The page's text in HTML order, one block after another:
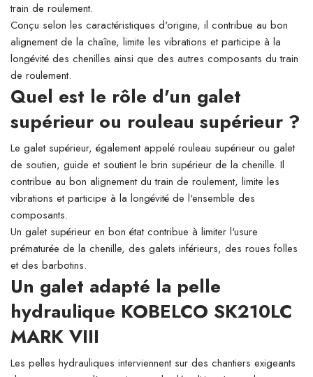
train de roulement.
Conçu selon les caractéristiques d'origine, il contribue au bon
alignement de la chaîne, limite les vibrations et participe à la
longévité des chenilles ainsi que des autres composants du train
de roulement.
Quel est le rôle d'un galet
supérieur ou rouleau supérieur ?
Le galet supérieur, également appelé rouleau supérieur ou galet
de soutien, guide et soutient le brin supérieur de la chenille. Il
contribue au bon alignement du train de roulement, limite les
vibrations et participe à la longévité de l'ensemble des
composants.
Un galet supérieur en bon état contribue à limiter l'usure
prématurée de la chenille, des galets inférieurs, des roues folles
et des barbotins.
Un galet adapté la pelle
hydraulique KOBELCO SK210LC
MARK VIII
Les pelles hydrauliques interviennent sur des chantiers exigeants